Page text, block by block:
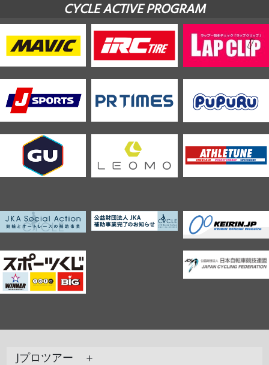
CYCLE ACTIVE PROGRAM
Jプロツアー ＋